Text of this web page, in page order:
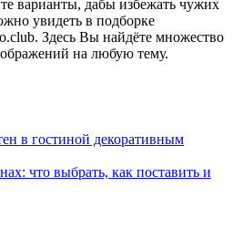
варианты, дабы избежать чужих
увидеть в подборке
Здесь Вы найдёте множество
на любую тему.
в гостиной декоративным
что выбрать, как поставить и